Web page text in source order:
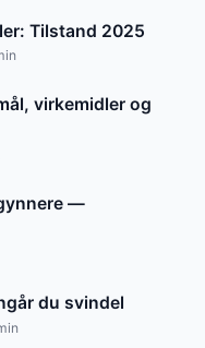
Tilstand 2025
virkemidler og
—
du svindel